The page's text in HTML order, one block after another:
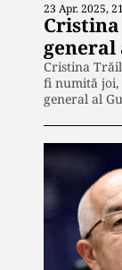
23 Apr. 2025,
Cristina
fi numită joi,
general al